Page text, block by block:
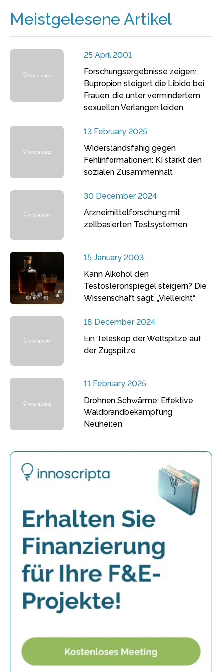
Meistgelesene Artikel
25 April 2001
Forschungsergebnisse zeigen:
Bupropion steigert die Libido bei
Frauen, die unter vermindertem
sexuellen Verlangen leiden
13 February 2025
Widerstandsfähig gegen
Fehlinformationen: KI stärkt den
sozialen Zusammenhalt
30 December 2024
Arzneimittelforschung mit
zellbasierten Testsystemen
15 January 2003
Kann Alkohol den
Testosteronspiegel steigern? Die
Wissenschaft sagt: „Vielleicht“
18 December 2024
Ein Teleskop der Weltspitze auf
der Zugspitze
11 February 2025
Drohnen Schwärme: Effektive
Waldbrandbekämpfung
Neuheiten